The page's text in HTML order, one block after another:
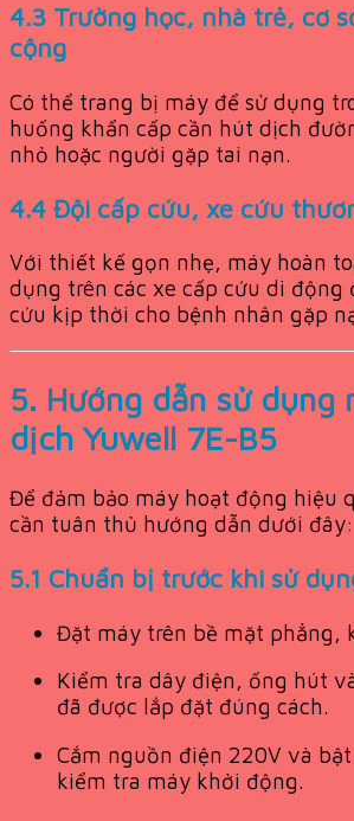
4.3 Trường học, nhà trẻ, cơ
cộng
Có thể trang bị máy để sử dụng
huống khẩn cấp cần hút dịch
nhỏ hoặc người gặp tai nạn.
4.4 Đội cấp cứu, xe cứu
Với thiết kế gọn nhẹ, máy hoàn
dụng trên các xe cấp cứu di động
cứu kịp thời cho bệnh nhân gặp
5. Hướng dẫn sử dụng
dịch Yuwell 7E-B5
Để đảm bảo máy hoạt động hiệu
cần tuân thủ hướng dẫn dưới đây:
5.1 Chuẩn bị trước khi sử
Đặt máy trên bề mặt phẳng,
Kiểm tra dây điện, ống hút
đã được lắp đặt đúng cách.
Cắm nguồn điện 220V và
kiểm tra máy khởi động.